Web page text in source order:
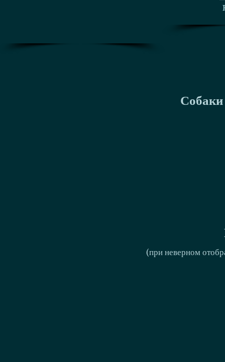
Собаки
(при неверном